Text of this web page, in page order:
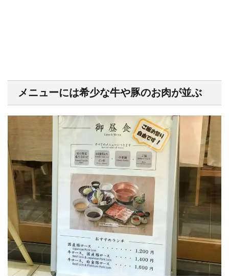
メニューには希少な牛や豚のお肉が並ぶ